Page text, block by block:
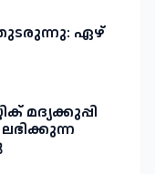
തുടരുന്നു: ഏഴ്
മദ്യക്കുപ്പി